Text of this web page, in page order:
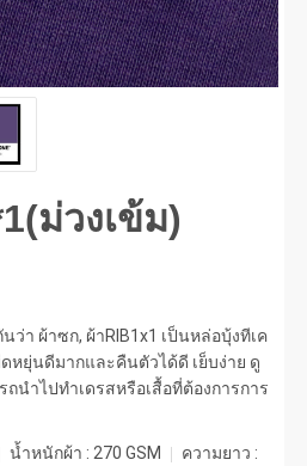
ม่วงเข้ม)
ว่า ผ้าซก, ผ้าRIB1x1 เป็นหล่อบุ้งทีเค
หยุ่นดีมากและคืนตัวได้ดี เย็บง่าย ดู
นำไปทำเดรสหรือเสื้อที่ต้องการการ
น้ำหนักผ้า : 270 GSM
ความยาว :